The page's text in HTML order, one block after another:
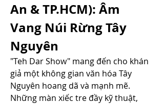
An & TP.HCM): Âm
Vang Núi Rừng Tây
Nguyên
"Teh Dar Show" mang đến cho khán
giả một không gian văn hóa Tây
Nguyên hoang dã và mạnh mẽ.
Những màn xiếc tre đầy kỹ thuật,